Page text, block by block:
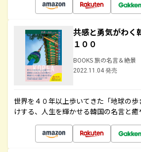
共感と勇気がわく
１００
BOOKS 旅の名言＆絶景
2022.11.04 発売
世界を４０年以上歩いてきた「地球の
けする、人生を輝かせる韓国の名言と癒